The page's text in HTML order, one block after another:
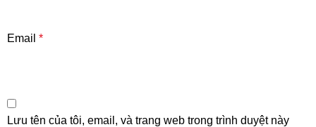
Email*
Lưu tên của tôi, email, và trang web trong trình duyệt này